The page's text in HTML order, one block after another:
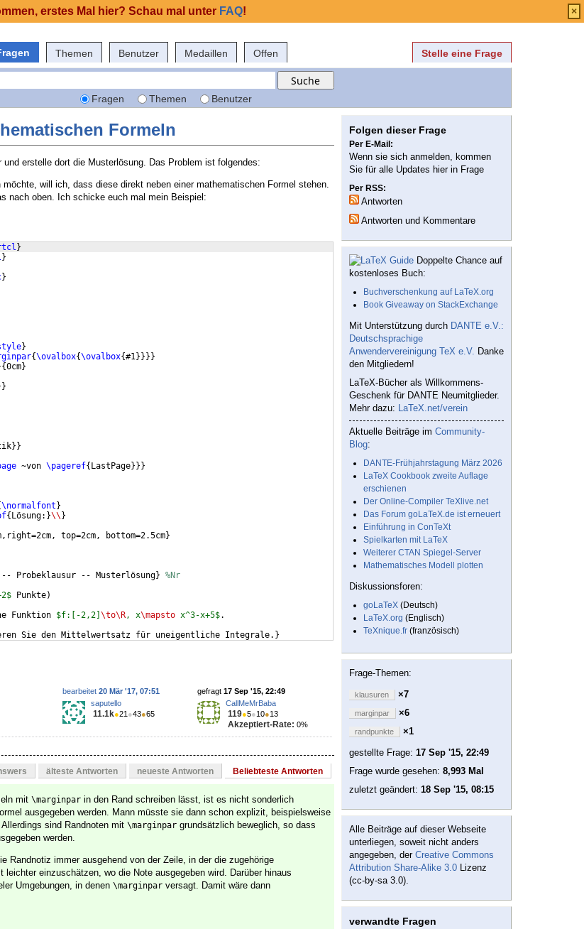
Themen Benutzer Medaillen Offen Stelle eine Frage
Fragen Themen Benutzer
Formeln
und erstelle dort die Musterlösung. Das Problem ist folgendes:
will ich, dass diese direkt neben einer mathematischen Formel stehen.
nach oben. Ich schicke euch mal mein Beispiel:
}
}
}
}
{\ovalbox{\ovalbox{#1}}}}
{0cm}
}}
~von \pageref{ LastPage}}}
\normalfont }
{ Lösung: }\\ }
top=2cm, bottom=2.5cm}
Probeklausur -- Musterlösung} %Nr
Punkte)
Funktion $f:[-2,2] \to\R, x\mapsto x^3-x+5$.
Sie den Mittelwertsatz für uneigentliche Integrale. }
gefragt 17 Sep '15, 22:49
CallMeMrBaba
119●5●10●13
Akzeptiert-Rate: 0%
bearbeitet 20 Mär '17, 07:51
saputello
11.1k●21 ●43●65
älteste Antworten neueste Antworten Beliebteste Antworten
mit \marginpar in den Rand schreiben lässt, ist es nicht sonderlich
ausgegeben werden. Mann müsste sie dann schon explizit, beispielsweise
sind Randnoten mit \marginpar grundsätzlich beweglich, so dass
werden.
Randnotiz immer ausgehend von der Zeile, in der die zugehörige
leichter einzuschätzen, wo die Note ausgegeben wird. Darüber hinaus
Umgebungen, in denen \marginpar versagt. Damit wäre dann
Folgen dieser Frage
Per E-Mail:
Wenn sie sich anmelden, kommen
Sie für alle Updates hier in Frage
Per RSS:
Antworten
Antworten und Kommentare
Doppelte Chance auf
kostenloses Buch:
Buchverschenkung auf LaTeX.org
Book Giveaway on StackExchange
Mit Unterstützung durch DANTE e.V.:
Deutschsprachige
Anwendervereinigung TeX e.V. Danke
den Mitgliedern!
LaTeX-Bücher als Willkommens-
Geschenk für DANTE Neumitglieder.
Mehr dazu: LaTeX.net/verein
Aktuelle Beiträge im Community-
Blog:
DANTE-Frühjahrstagung März 2026
LaTeX Cookbook zweite Auflage
erschienen
Der Online-Compiler TeXlive.net
Das Forum goLaTeX.de ist erneuert
Einführung in ConTeXt
Spielkarten mit LaTeX
Weiterer CTAN Spiegel-Server
Mathematisches Modell plotten
Diskussionsforen:
goLaTeX (Deutsch)
LaTeX.org (Englisch)
TeXnique.fr (französisch)
Frage-Themen:
klausuren ×7
marginpar ×6
randpunkte
×1
gestellte Frage: 17 Sep '15, 22:49
Frage wurde gesehen: 8,993 Mal
zuletzt geändert: 18 Sep '15, 08:15
Alle Beiträge auf dieser Webseite
unterliegen, soweit nicht anders
angegeben, der Creative Commons
Attribution Share-Alike 3.0 Lizenz
(cc-by-sa 3.0).
verwandte Fragen
erstes Mal hier? Schau mal unter FAQ! ×